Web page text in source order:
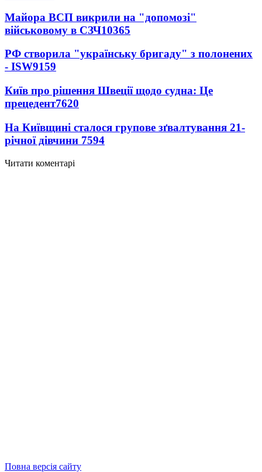
Майора ВСП викрили на "допомозі"
військовому в СЗЧ10365
РФ створила "українську бригаду" з полонених
- ISW9159
Київ про рішення Швеції щодо судна: Це
прецедент7620
На Київщині сталося групове зґвалтування 21-
річної дівчини 7594
Читати коментарі
Повна версія сайту